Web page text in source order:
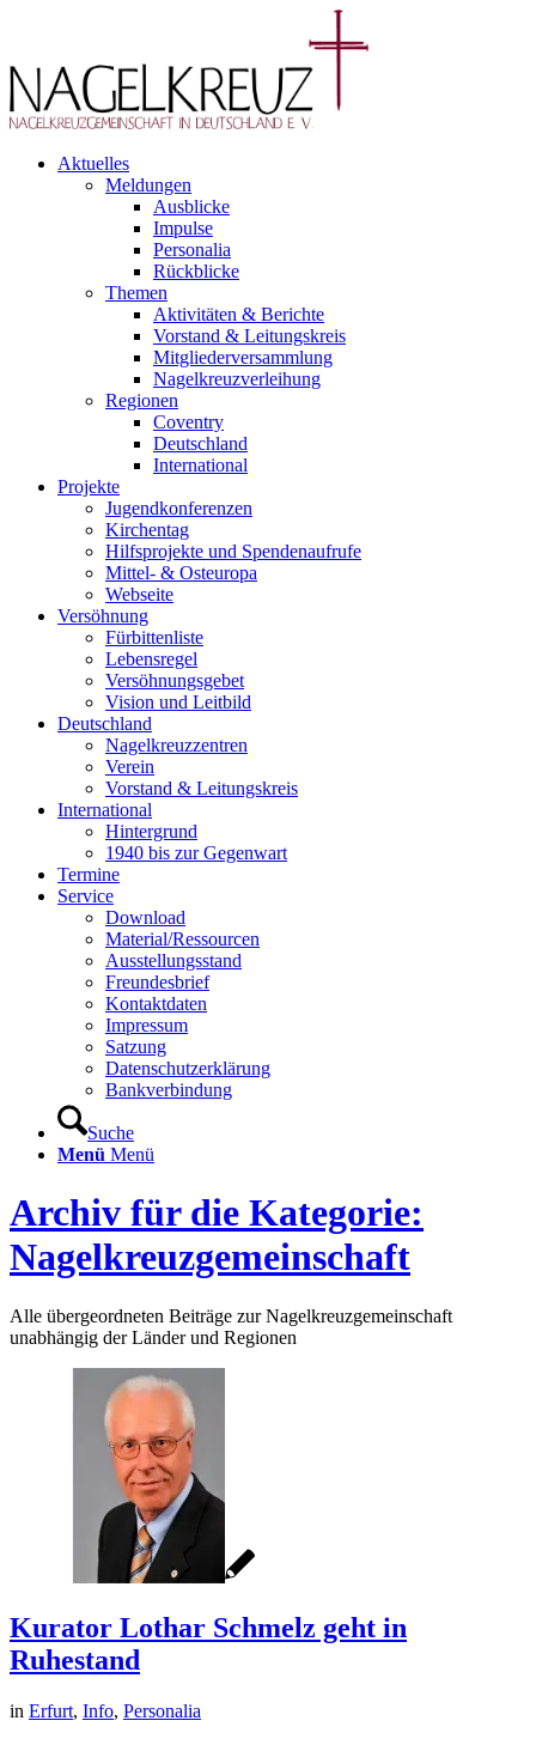
Aktuelles
Meldungen
Ausblicke
Impulse
Personalia
Rückblicke
Themen
Aktivitäten & Berichte
Vorstand & Leitungskreis
Mitgliederversammlung
Nagelkreuzverleihung
Regionen
Coventry
Deutschland
International
Projekte
Jugendkonferenzen
Kirchentag
Hilfsprojekte und Spendenaufrufe
Mittel- & Osteuropa
Webseite
Versöhnung
Fürbittenliste
Lebensregel
Versöhnungsgebet
Vision und Leitbild
Deutschland
Nagelkreuzzentren
Verein
Vorstand & Leitungskreis
International
Hintergrund
1940 bis zur Gegenwart
Termine
Service
Download
Material/Ressourcen
Ausstellungsstand
Freundesbrief
Kontaktdaten
Impressum
Satzung
Datenschutzerklärung
Bankverbindung
Suche
Menü Menü
Archiv für die Kategorie:
Nagelkreuzgemeinschaft
Alle übergeordneten Beiträge zur Nagelkreuzgemeinschaft
unabhängig der Länder und Regionen
Kurator Lothar Schmelz geht in
Ruhestand
in Erfurt, Info, Personalia